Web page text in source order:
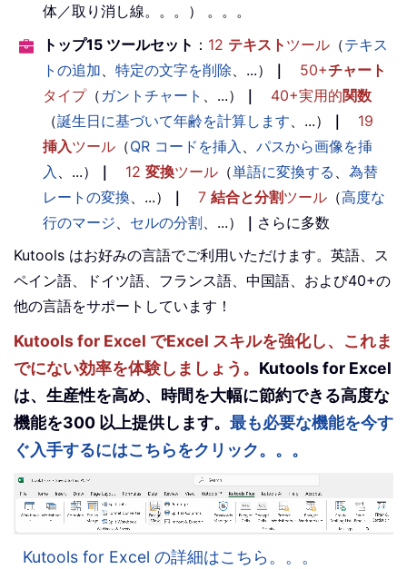
体／取り消し線。。。） 。。。
トップ15 ツールセット ： 12 テキスト ツール （テキス
トの追加
特定の文字を削除 、...） ｜ 50+チャート
タイプ（ ガントチャート 、...） ｜ 40+実用的関数
（誕生日に基づいて年齢を計算します 、...） ｜
19
挿入ツール （QR コードを挿入
パスから画像を挿
入
、...） ｜ 12 変換ツール （単語に変換する
為替
レートの変換 、...） ｜ 7 結合と分割ツール （高度な
行のマージ
セルの分割 、...） ｜ さらに多数
Kutools はお好みの言語でご利用いただけます。英語、ス
ペイン語、ドイツ語、フランス語、中国語、および40+の
他の言語をサポートしています！
Kutools for Excel でExcel スキルを強化し、これま
でにない効率を体験しましょう。 Kutools for Excel
は、生産性を高め、時間を大幅に節約できる高度な
機能を300 以上提供します。 最も必要な機能を今す
ぐ入手するにはこちらをクリック。。。
Kutools for Excel の詳細はこちら。。。